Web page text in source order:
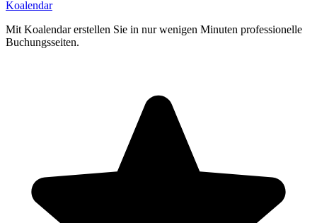
Koalendar
Mit Koalendar erstellen Sie in nur wenigen Minuten professionelle
Buchungsseiten.